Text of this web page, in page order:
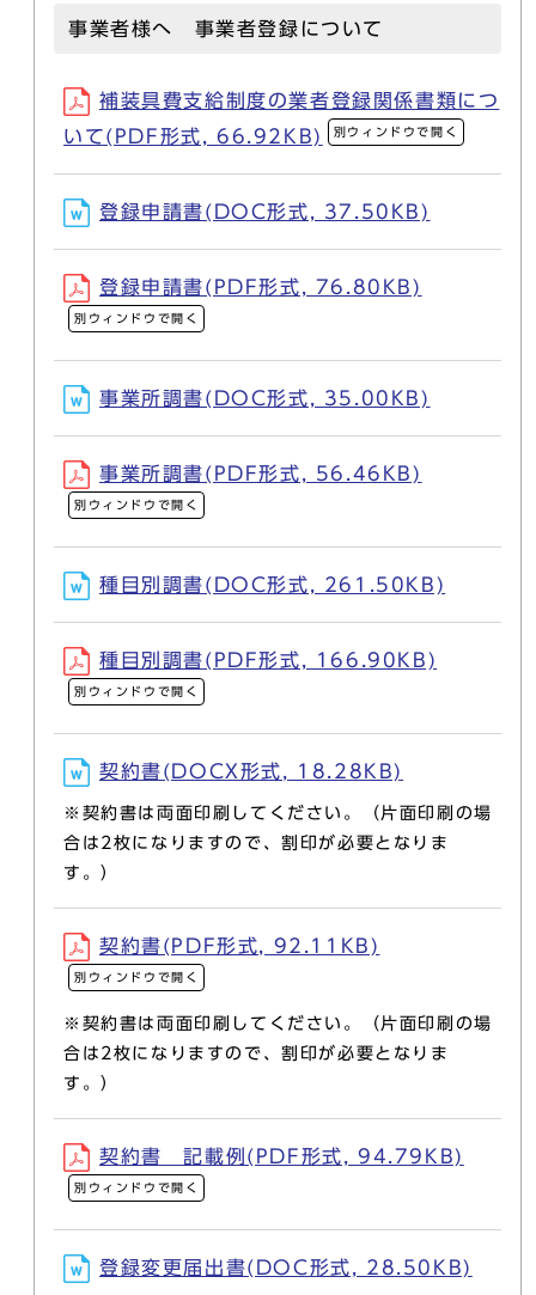
事業者様へ 事業者登録について
補装具費支給制度の業者登録関係書類につ
いて(PDF形式, 66.92KB)
別ウィンドウで開く
登録申請書(DOC形式, 37.50KB)
登録申請書(PDF形式, 76.80KB)
別ウィンドウで開く
事業所調書(DOC形式, 35.00KB)
事業所調書(PDF形式, 56.46KB)
別ウィンドウで開く
種目別調書(DOC形式, 261.50KB)
種目別調書(PDF形式, 166.90KB)
別ウィンドウで開く
契約書(DOCX形式, 18.28KB)
※契約書は両面印刷してください。（片面印刷の場
合は2枚になりますので、割印が必要となりま
す。）
契約書(PDF形式, 92.11KB)
別ウィンドウで開く
※契約書は両面印刷してください。（片面印刷の場
合は2枚になりますので、割印が必要となりま
す。）
契約書 記載例(PDF形式, 94.79KB)
別ウィンドウで開く
登録変更届出書(DOC形式, 28.50KB)